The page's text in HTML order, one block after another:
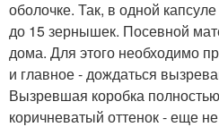
оболочке. Так, в одной
до 15 зернышек. Посевной
дома. Для этого необходимо
и главное - дождаться
Вызревшая коробка
коричневатый оттенок - еще